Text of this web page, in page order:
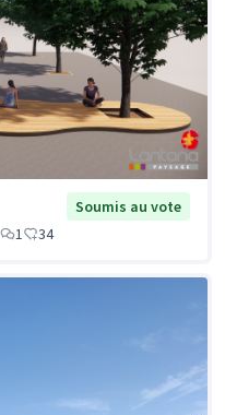
Soumis au vote
1 34